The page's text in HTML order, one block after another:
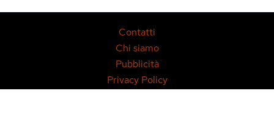
Contatti
Chi siamo
Pubblicità
Privacy Policy